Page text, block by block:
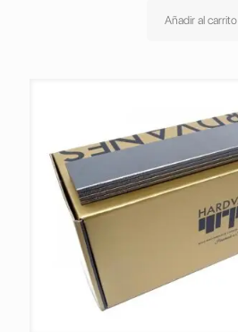
Añadir al carrito